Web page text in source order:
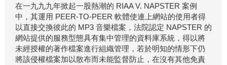
在一九九九年掀起一股熱潮的 RIAA V. NAPSTER 案例
中，其運用 PEER-TO-PEER 軟體使連上網站的使用者得
以直接交換彼此的 MP3 音樂檔案，法院認定 NAPSTER 的
網站提供的服務型態具有集中管理的資料庫系統，得以將
未經授權的著作檔案進行組織管理，若於明知的情形下仍
將該侵權檔案加以散布而未能監督防止，在沒有其他免責